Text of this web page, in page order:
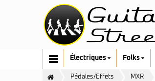
Électriques Folks
Pédales/Effets MXR